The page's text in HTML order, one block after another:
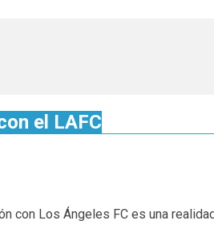
el LAFC
con Los Ángeles FC es una